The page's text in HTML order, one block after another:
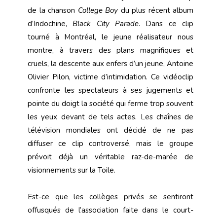
de la chanson College Boy du plus récent album
d’Indochine, Black City Parade. Dans ce clip
tourné à Montréal, le jeune réalisateur nous
montre, à travers des plans magnifiques et
cruels, la descente aux enfers d’un jeune, Antoine
Olivier Pilon, victime d’intimidation. Ce vidéoclip
confronte les spectateurs à ses jugements et
pointe du doigt la société qui ferme trop souvent
les yeux devant de tels actes. Les chaînes de
télévision mondiales ont décidé de ne pas
diffuser ce clip controversé, mais le groupe
prévoit déjà un véritable raz-de-marée de
visionnements sur la Toile.
Est-ce que les collèges privés se sentiront
offusqués de l’association faite dans le court-